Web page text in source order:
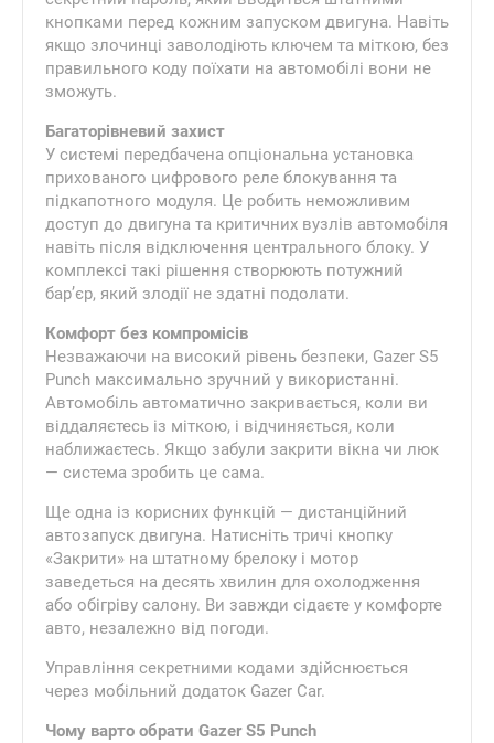
кнопками перед кожним запуском двигуна. Навіть
якщо злочинці заволодіють ключем та міткою, без
правильного коду поїхати на автомобілі вони не
зможуть.
Багаторівневий захист
У системі передбачена опціональна установка
прихованого цифрового реле блокування та
підкапотного модуля. Це робить неможливим
доступ до двигуна та критичних вузлів автомобіля
навіть після відключення центрального блоку. У
комплексі такі рішення створюють потужний
бар’єр, який злодії не здатні подолати.
Комфорт без компромісів
Незважаючи на високий рівень безпеки, Gazer S5
Punch максимально зручний у використанні.
Автомобіль автоматично закривається, коли ви
віддаляєтесь із міткою, і відчиняється, коли
наближаєтесь. Якщо забули закрити вікна чи люк
— система зробить це сама.
Ще одна із корисних функцій — дистанційний
автозапуск двигуна. Натисніть тричі кнопку
«Закрити» на штатному брелоку і мотор
заведеться на десять хвилин для охолодження
або обігріву салону. Ви завжди сідаєте у комфорте
авто, незалежно від погоди.
Управління секретними кодами здійснюється
через мобільний додаток Gazer Car.
Чому варто обрати Gazer S5 Punch